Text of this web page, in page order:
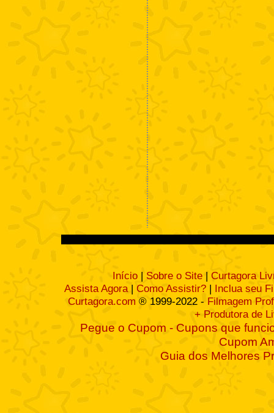
Início | Sobre o Site | Curtagora
Assista Agora| Como Assistir? | Inclua seu
Curtagora.com ® 1999-2022 - Filmagem
+ Produtora de
Pegue o Cupom - Cupons que
Cupom
Guia dos Melhores